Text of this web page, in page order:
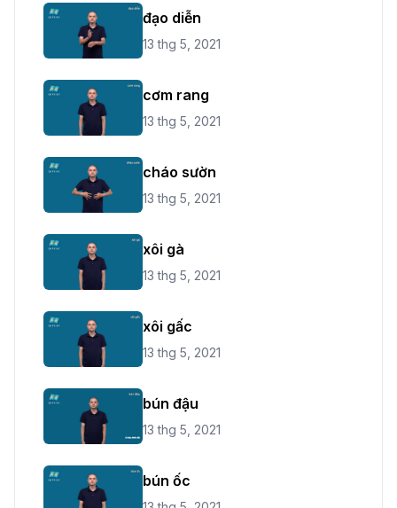
đạo diễn
13 thg 5, 2021
cơm rang
13 thg 5, 2021
cháo sườn
13 thg 5, 2021
xôi gà
13 thg 5, 2021
xôi gấc
13 thg 5, 2021
bún đậu
13 thg 5, 2021
bún ốc